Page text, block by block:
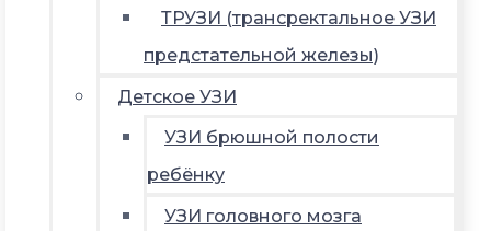
ТРУЗИ (трансректальное УЗИ
предстательной железы)
Детское УЗИ
УЗИ брюшной полости
ребёнку
УЗИ головного мозга